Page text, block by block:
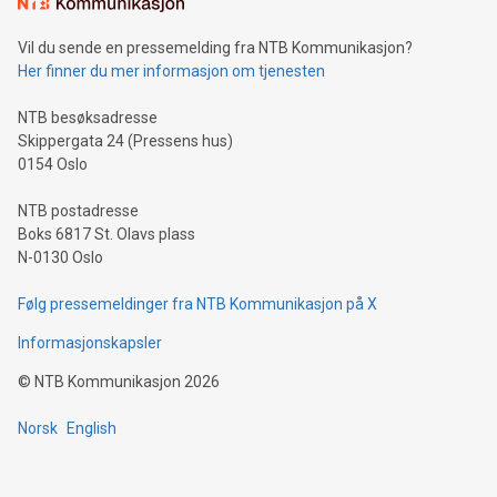
neutral payment systems support humanitarian
projects.Carbon Footprint: Compare Bitcoin's environmental
event and dive into the critical topics of Bitcoin
Vil du sende en pressemelding fra NTB Kommunikasjon?
Her finner du mer informasjon om tjenesten
NTB besøksadresse
Skippergata 24 (Pressens hus)
0154 Oslo
NTB postadresse
Boks 6817 St. Olavs plass
N-0130 Oslo
Følg pressemeldinger fra NTB Kommunikasjon på X
Informasjonskapsler
© NTB Kommunikasjon 2026
Norsk English